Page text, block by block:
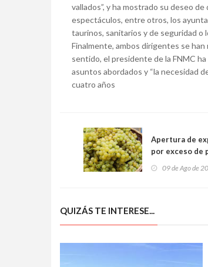
vallados”, y ha mostrado su deseo
espectáculos, entre otros, los
taurinos, sanitarios y de seguridad o
Finalmente, ambos dirigentes se
sentido, el presidente de la FNMC
asuntos abordados y “la necesidad
cuatro años
Apertura de
por exceso de
de uva en la
2010 en Rías
09 de Ago de
QUIZÁS TE INTERESE...